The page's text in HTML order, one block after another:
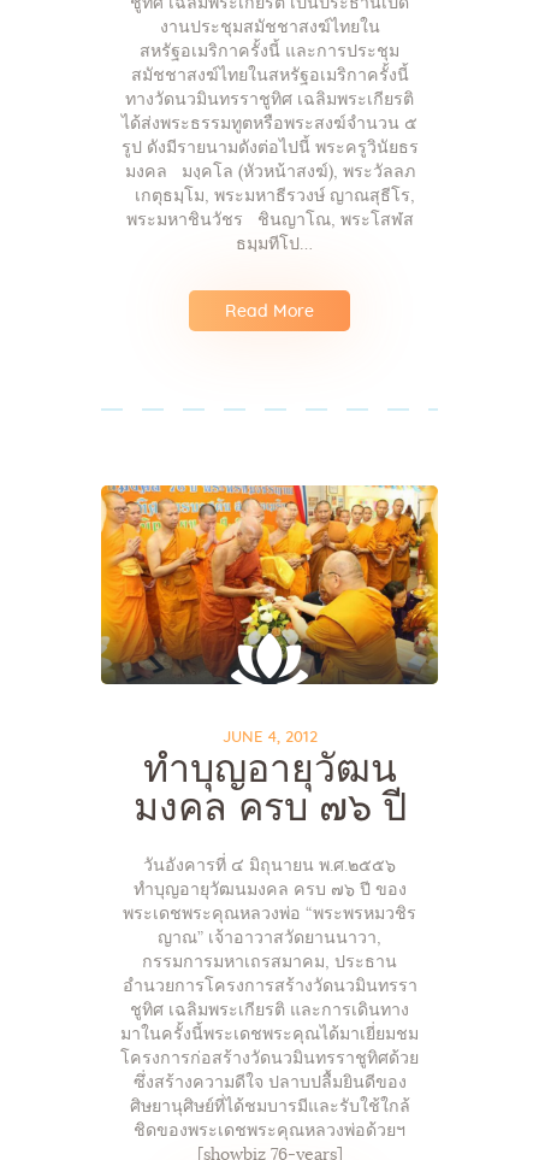
ชูทิศ เฉลิมพระเกียรติ เป็นประธานเปิด
งานประชุมสมัชชาสงฆ์ไทยใน
สหรัฐอเมริกาครั้งนี้ และการประชุม
สมัชชาสงฆ์ไทยในสหรัฐอเมริกาครั้งนี้
ทางวัดนวมินทรราชูทิศ เฉลิมพระเกียรติ
ได้ส่งพระธรรมทูตหรือพระสงฆ์จำนวน ๕
รูป ดังมีรายนามดังต่อไปนี้ พระครูวินัยธร
มงคล มงฺคโล (หัวหน้าสงฆ์), พระวัลลภ
เกตุธมฺโม, พระมหาธีรวงษ์ ญาณสุธีโร,
พระมหาชินวัชร ชินญาโณ, พระโสฬส
ธมฺมทีโป…
Read More
JUNE 4, 2012
ทำบุญอายุวัฒน
มงคล ครบ ๗๖ ปี
วันอังคารที่ ๔ มิถุนายน พ.ศ.๒๕๕๖
ทำบุญอายุวัฒนมงคล ครบ ๗๖ ปี ของ
พระเดชพระคุณหลวงพ่อ “พระพรหมวชิร
ญาณ” เจ้าอาวาสวัดยานนาวา,
กรรมการมหาเถรสมาคม, ประธาน
อำนวยการโครงการสร้างวัดนวมินทรรา
ชูทิศ เฉลิมพระเกียรติ และการเดินทาง
มาในครั้งนี้พระเดชพระคุณได้มาเยี่ยมชม
โครงการก่อสร้างวัดนวมินทรราชูทิศด้วย
ซึ่งสร้างความดีใจ ปลาบปลื้มยินดีของ
ศิษยานุศิษย์ที่ได้ชมบารมีและรับใช้ใกล้
ชิดของพระเดชพระคุณหลวงพ่อด้วยฯ
[showbiz 76-years]